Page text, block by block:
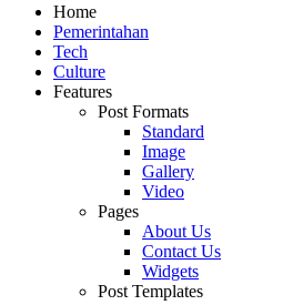
Home
Pemerintahan
Tech
Culture
Features
Post Formats
Standard
Image
Gallery
Video
Pages
About Us
Contact Us
Widgets
Post Templates